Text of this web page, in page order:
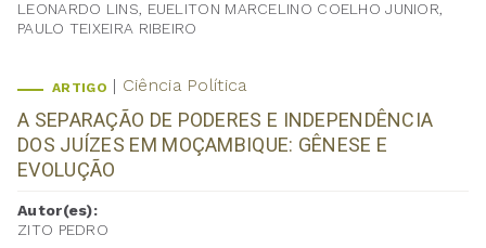
LEONARDO LINS, EUELITON MARCELINO COELHO JUNIOR,
PAULO TEIXEIRA RIBEIRO
ARTIGO Ciência Política
A SEPARAÇÃO DE PODERES E INDEPENDÊNCIA
DOS JUÍZES EM MOÇAMBIQUE: GÊNESE E
EVOLUÇÃO
Autor(es):
ZITO PEDRO